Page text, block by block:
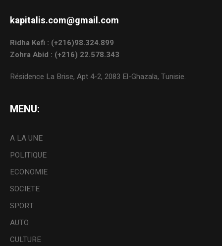
kapitalis.com@gmail.com
Ridha Kefi : (+216)98.324.899
Zohra Abid : (+216) 22.578.343
Résidence La Brise, Apt 4-2, 2083 El-Ghazala, Tunisie.
MENU:
A LA UNE
POLITIQUE
ECONOMIE
SOCIETE
SPORT
AUTO
CULTURE